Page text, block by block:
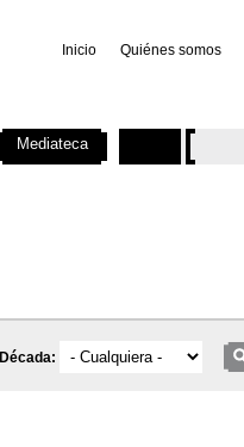
Inicio Quiénes somos
Década:
Mediateca